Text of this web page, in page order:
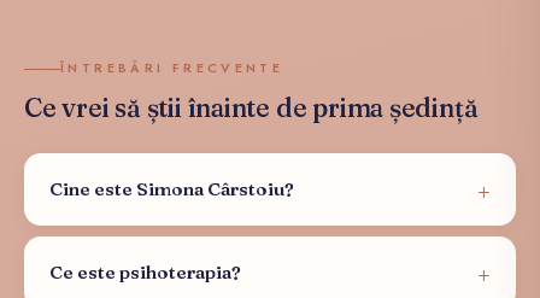
ÎNTREBĂRI FRECVENTE
Ce vrei să știi înainte de prima ședință
Cine este Simona Cârstoiu?
Ce este psihoterapia?